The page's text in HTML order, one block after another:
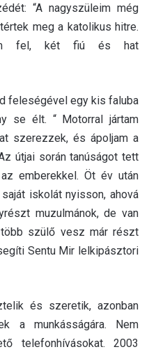
“A nagyszüleim még
meg a katolikus hitre.
fel, két fiú és hat
feleségével egy kis faluba
se élt. “ Motorral jártam
szerezzek, és ápoljam a
útjai során tanúságot tett
emberekkel. Öt év után
iskolát nyisson, ahová
muzulmánok, de van
több szülő vesz már részt
Sentu Mir lelkipásztori
és szeretik, azonban
a munkásságára. Nem
telefonhívásokat. 2003